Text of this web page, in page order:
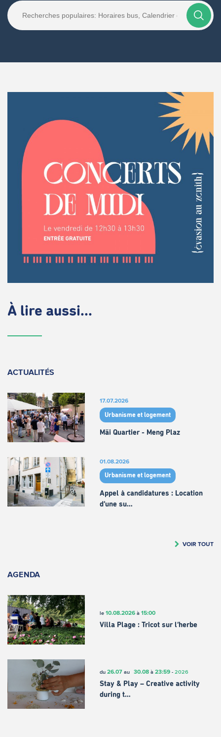
À lire aussi...
ACTUALITÉS
17.07.2026
Urbanisme et logement
Mäi Quartier - Meng Plaz
01.08.2026
Urbanisme et logement
Appel à candidatures : Location
d’une su…
VOIR TOUT
AGENDA
le 10.08.2026à 15:00
Villa Plage : Tricot sur l’herbe
du 26.07au 30.08à 23:59- 2026
Stay & Play – Creative activity
during t…